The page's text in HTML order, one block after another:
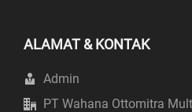
ALAMAT & KONTAK
Admin
PT Wahana Ottomitra